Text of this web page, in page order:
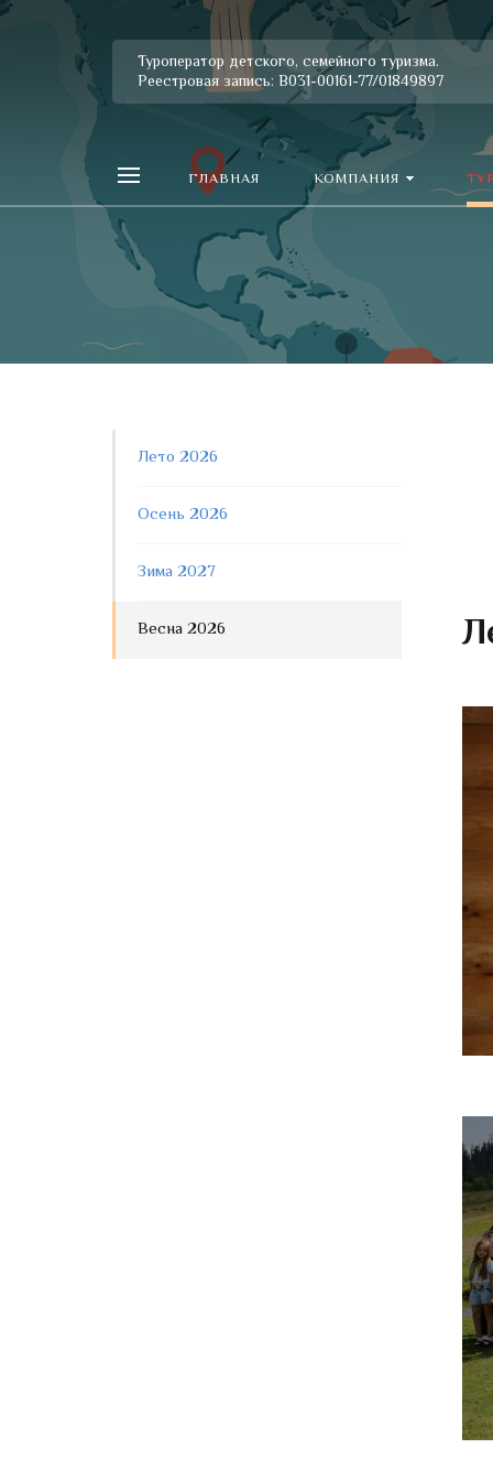
Туроператор детского, семейного туризма.
Реестровая запись: В031-00161-77/01849897
ГЛАВНАЯ КОМПАНИЯ
Лето 2026
Осень 2026
Зима 2027
Весна 2026